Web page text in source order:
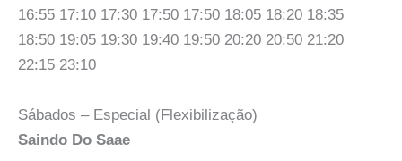
16:55 17:10 17:30 17:50 17:50 18:05 18:20 18:35
18:50 19:05 19:30 19:40 19:50 20:20 20:50 21:20
22:15 23:10
Sábados – Especial (Flexibilização)
Saindo Do Saae